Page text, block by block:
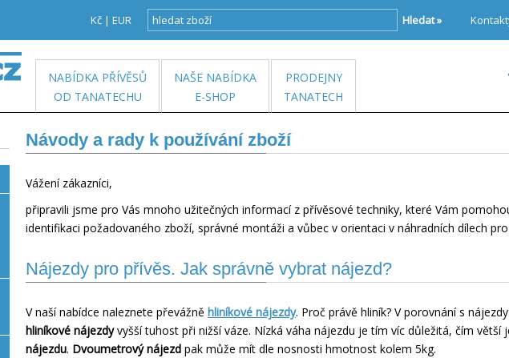
Návody a rady k používání zboží
Vážení zákazníci,
připravili jsme pro Vás mnoho užitečných informací z přívěsové techniky, které Vám
identifikaci požadovaného zboží, správné montáži a vůbec v orientaci v náhradních dílech
Nájezdy pro přívěs. Jak správně vybrat nájezd?
V naší nabídce naleznete převážně hliníkové nájezdy. Proč právě hliník? V porovnání s
hliníkové nájezdyvyšší tuhost při nižší váze. Nízká váha nájezdu je tím víc důležitá, čím větší
nájezdu. Dvoumetrový nájezd pak může mít dle nosnosti hmotnost kolem 5kg.
Hledat »
Kč | EUR
NABÍDKA PŘÍVĚSŮ
OD TANATECHU
NAŠE NABÍDKA
E-SHOP
PRODEJNY
TANATECH